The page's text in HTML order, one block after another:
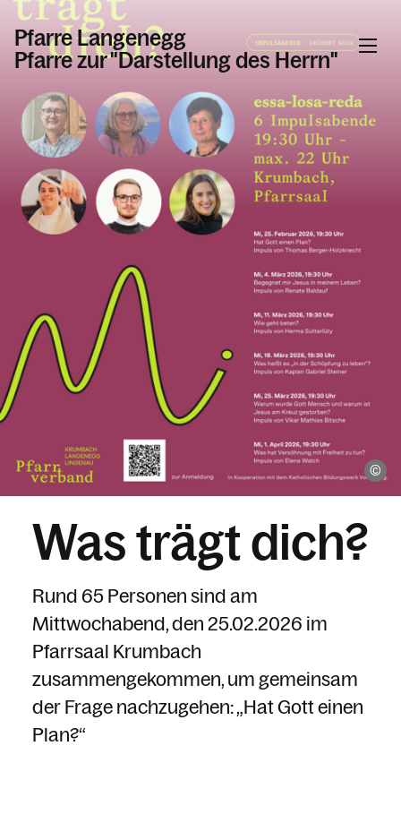
Pfarre Langenegg
Pfarre zur "Darstellung des Herrn"
Informationen
Kalender
Kontakt
Was trägt dich?
Rund 65 Personen sind am
Mittwochabend, den 25.02.2026 im
Pfarrsaal Krumbach
zusammengekommen, um gemeinsam
der Frage nachzugehen: „Hat Gott einen
Plan?“